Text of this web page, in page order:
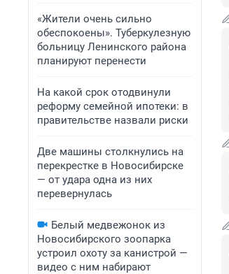
«Жители очень сильно
обеспокоены». Туберкулезную
больницу Ленинского района
планируют перенести
На какой срок отодвинули
реформу семейной ипотеки: в
правительстве назвали риски
Две машины столкнулись на
перекрестке в Новосибирске
— от удара одна из них
перевернулась
Белый медвежонок из
Новосибирского зоопарка
устроил охоту за канистрой —
видео с ним набирают